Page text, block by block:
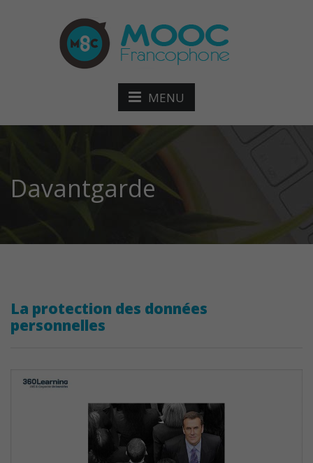
MENU
Davantgarde
La protection des données
personnelles